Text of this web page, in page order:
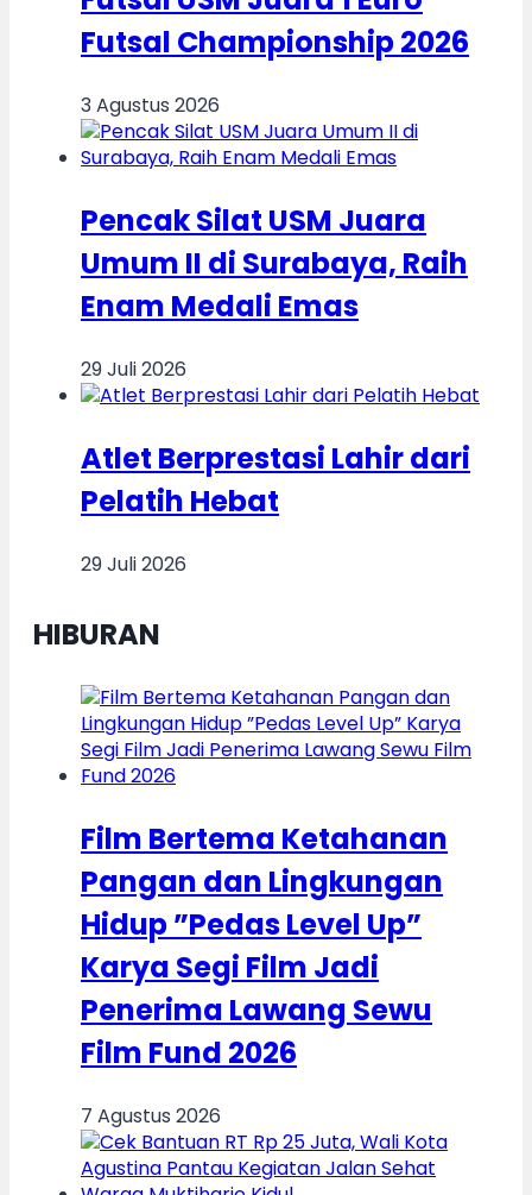
Futsal Championship 2026
3 Agustus 2026
Pencak Silat USM Juara
Umum II di Surabaya, Raih
Enam Medali Emas
29 Juli 2026
Atlet Berprestasi Lahir dari
Pelatih Hebat
29 Juli 2026
HIBURAN
Film Bertema Ketahanan
Pangan dan Lingkungan
Hidup ”Pedas Level Up”
Karya Segi Film Jadi
Penerima Lawang Sewu
Film Fund 2026
7 Agustus 2026